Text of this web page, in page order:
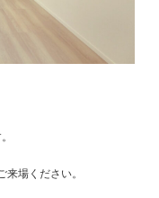
場ください。